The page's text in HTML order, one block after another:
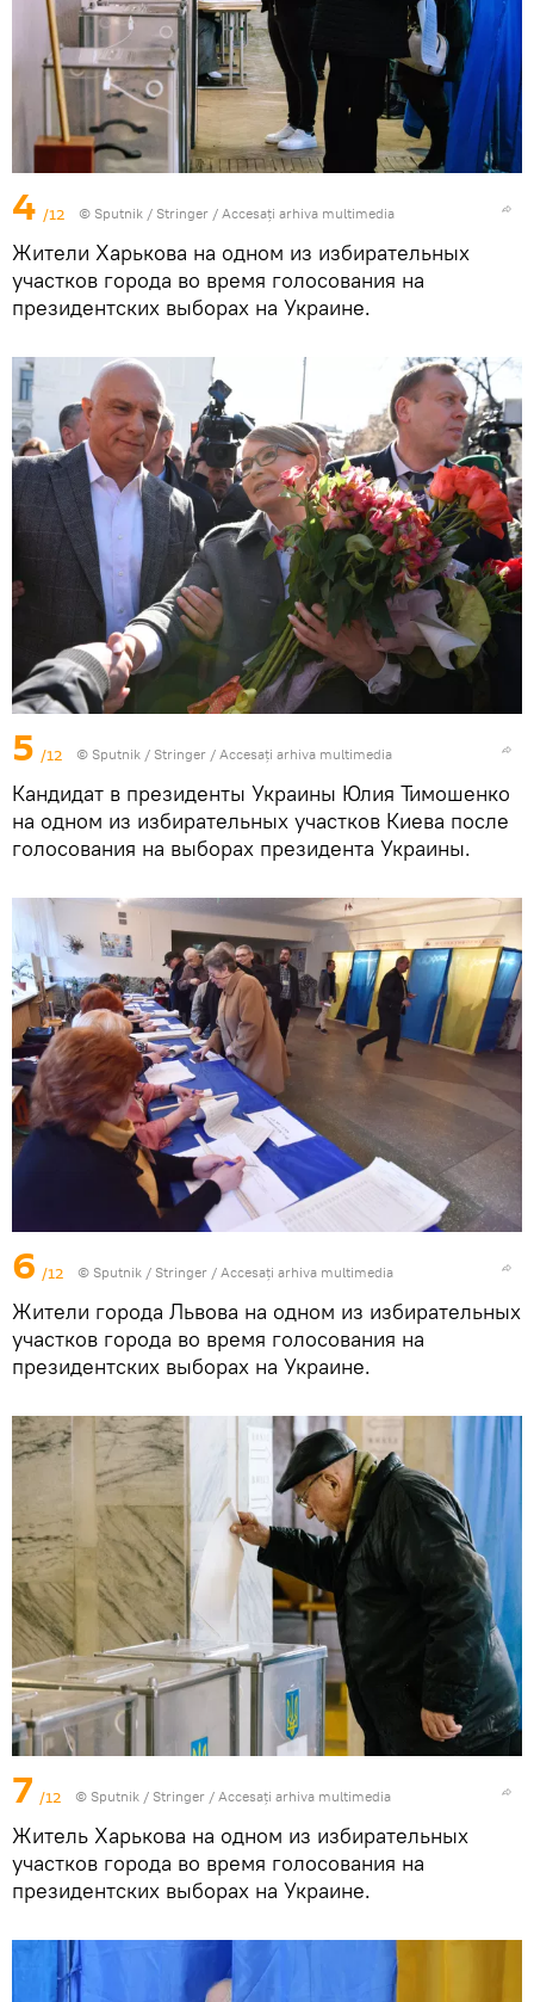
4 /12 © Sputnik / Stringer / Accesați arhiva multimedia
Жители Харькова на одном из избирательных
участков города во время голосования на
президентских выборах на Украине.
5 /12 © Sputnik / Stringer / Accesați arhiva multimedia
Кандидат в президенты Украины Юлия Тимошенко
на одном из избирательных участков Киева после
голосования на выборах президента Украины.
6 /12 © Sputnik / Stringer / Accesați arhiva multimedia
Жители города Львова на одном из избирательных
участков города во время голосования на
президентских выборах на Украине.
7 /12 © Sputnik / Stringer / Accesați arhiva multimedia
Житель Харькова на одном из избирательных
участков города во время голосования на
президентских выборах на Украине.